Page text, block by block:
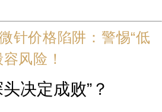
针价格陷阱：警惕“低
风险！
决定成败”？